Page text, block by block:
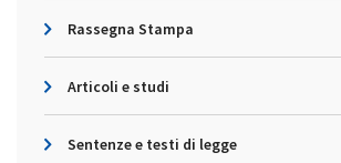
Rassegna Stampa
Articoli e studi
Sentenze e testi di legge